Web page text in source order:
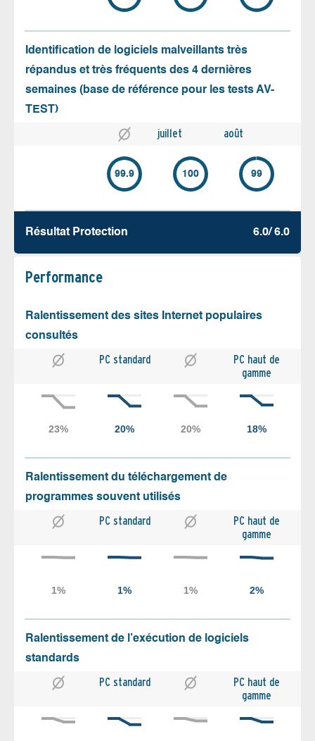
Identification de logiciels malveillants très
répandus et très fréquents des 4 dernières
semaines (base de référence pour les tests AV-
TEST)
juillet août
99.9 100 99
Résultat Protection 6.0/ 6.0
Performance
Ralentissement des sites Internet populaires
consultés
PC standard
PC haut de
gamme
Ralentissement du téléchargement de
programmes souvent utilisés
PC standard
PC haut de
gamme
Ralentissement de l’exécution de logiciels
standards
PC standard
PC haut de
gamme